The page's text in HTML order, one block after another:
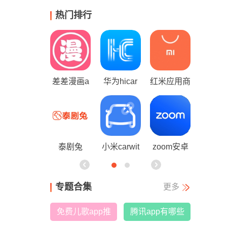
热门排行
mt文件管 喵趣漫画 x安卓版安
装包最新版
mt管理器 仿苹果备忘
录软件
黑白软件库
专题合集 更多
免费儿歌app推 腾讯app有哪些